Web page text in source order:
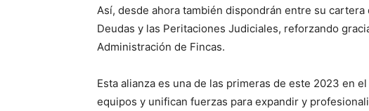
Así, desde ahora también dispondrán entre su
Deudas y las Peritaciones Judiciales, reforzando
Administración de Fincas.
Esta alianza es una de las primeras de este 2023 en
equipos y unifican fuerzas para expandir y